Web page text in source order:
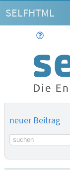
SELFHTML
neuer Beitrag
Suchbegriff